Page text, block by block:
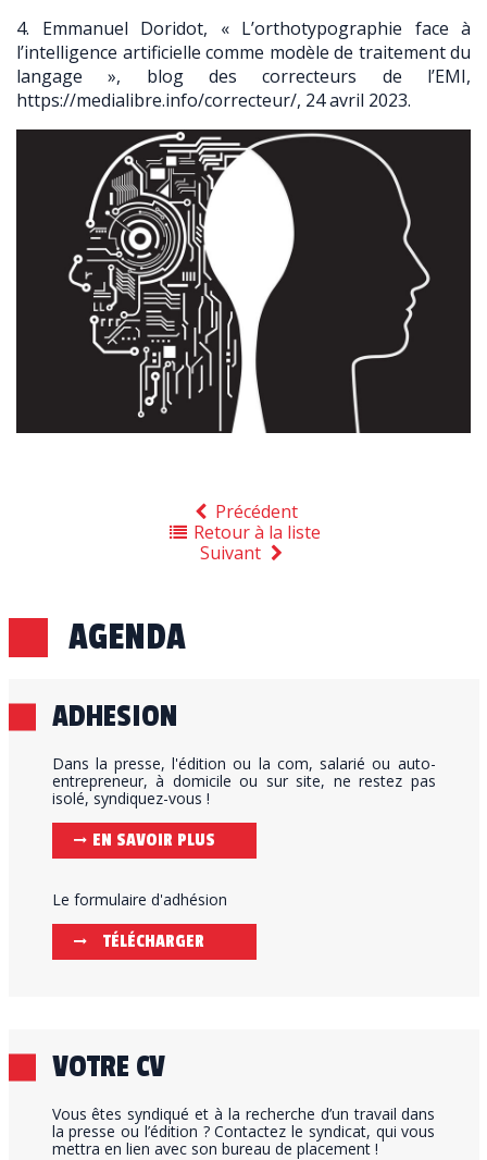
4. Emmanuel Doridot, « L’orthotypographie face à
l’intelligence artificielle comme modèle de traitement du
langage », blog des correcteurs de l’EMI,
https://medialibre.info/correcteur/, 24 avril 2023.
Précédent
Retour à la liste
Suivant
AGENDA
ADHESION
Dans la presse, l'édition ou la com, salarié ou auto-
entrepreneur, à domicile ou sur site, ne restez pas
isolé, syndiquez-vous !
EN SAVOIR PLUS
Le formulaire d'adhésion
TÉLÉCHARGER
VOTRE CV
Vous êtes syndiqué et à la recherche d’un travail dans
la presse ou l’édition ? Contactez le syndicat, qui vous
mettra en lien avec son bureau de placement !